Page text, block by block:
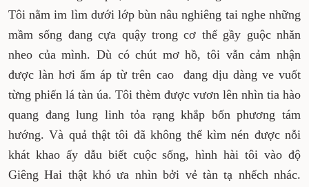
Tôi nằm im lìm dưới lớp bùn nâu nghiêng tai nghe những
mầm sống đang cựa quậy trong cơ thể gầy guộc nhăn
nheo của mình. Dù có chút mơ hồ, tôi vẫn cảm nhận
được làn hơi ấm áp từ trên cao đang dịu dàng ve vuốt
từng phiến lá tàn úa. Tôi thèm được vươn lên nhìn tia hào
quang đang lung linh tỏa rạng khắp bốn phương tám
hướng. Và quả thật tôi đã không thể kìm nén được nỗi
khát khao ấy dẫu biết cuộc sống, hình hài tôi vào độ
Giêng Hai thật khó ưa nhìn bởi vẻ tàn tạ nhếch nhác.